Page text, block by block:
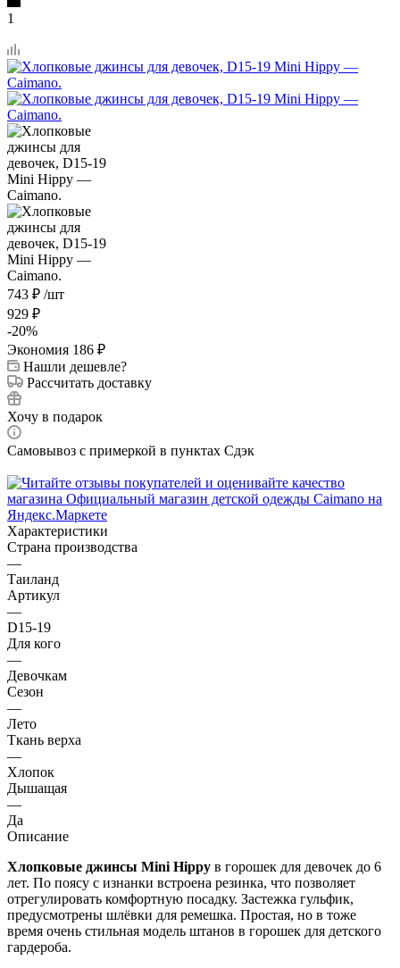
1
743 ₽ /шт
929 ₽
-20%
Экономия 186 ₽
Нашли дешевле?
Рассчитать доставку
Хочу в подарок
Самовывоз с примеркой в пунктах Сдэк
Характеристики
Страна производства
—
Таиланд
Артикул
—
D15-19
Для кого
—
Девочкам
Сезон
—
Лето
Ткань верха
—
Хлопок
Дышащая
—
Да
Описание
Хлопковые джинсы Mini Hippy в горошек для девочек до 6
лет. По поясу с изнанки встроена резинка, что позволяет
отрегулировать комфортную посадку. Застежка гульфик,
предусмотрены шлёвки для ремешка. Простая, но в тоже
время очень стильная модель штанов в горошек для детского
гардероба.